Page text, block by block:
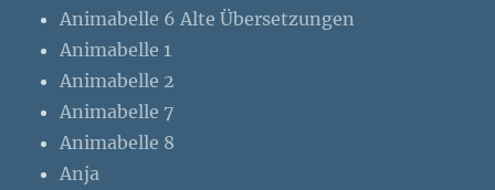
Animabelle 6 Alte Übersetzungen
Animabelle 1
Animabelle 2
Animabelle 7
Animabelle 8
Anja